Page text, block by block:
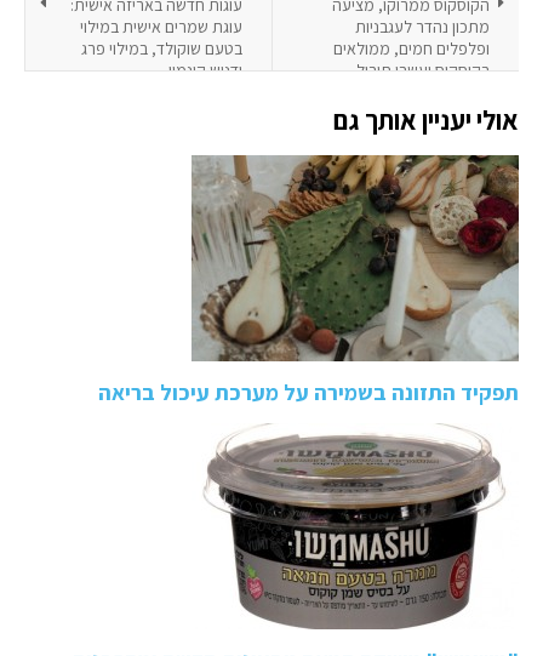
עוגות חדשה באריזה אישית:
עוגת שמרים אישית במילוי
בטעם שוקולד, במילוי פרג
ודניש קינמון
הקוסקוס ממרוקו, מציעה
מתכון נהדר לעגבניות
ופלפלים חמים, ממולאים
בקוסקוס ועשבי תיבול
אולי יעניין אותך גם
תפקיד התזונה בשמירה על מערכת עיכול בריאה